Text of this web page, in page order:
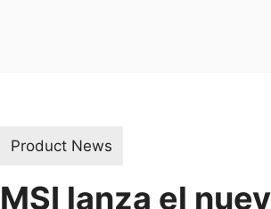
Product News
MSI lanza el